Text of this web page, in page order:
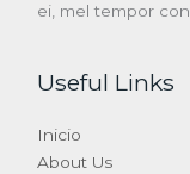
ei, mel tempor
Useful Links
Inicio
About Us